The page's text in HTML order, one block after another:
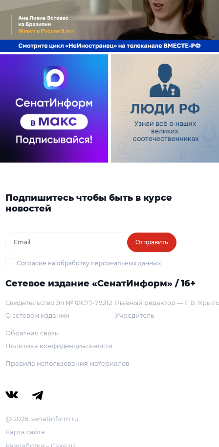
Подпишитесь чтобы быть в курсе
новостей
Отправить
Согласие на обработку персональных данных
Сетевое издание «СенатИнформ» / 16+
Свидетельство Эл № ФС77-79212
О сетевом издании
Главный редактор — Г. В.
Учредитель
Обратная связь
Политика конфиденциальности
Правила использования материалов
@ 2026, senatinform.ru
Карта сайта
Разработка – Cake.ru